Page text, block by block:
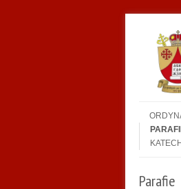
Menu
Parafie